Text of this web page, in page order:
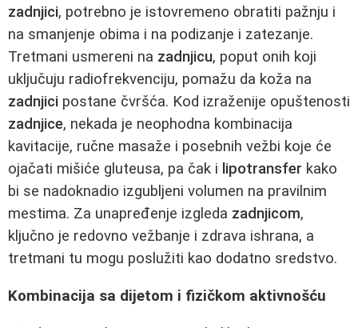
zadnjici, potrebno je istovremeno obratiti pažnju i
na smanjenje obima i na podizanje i zatezanje.
Tretmani usmereni na zadnjicu, poput onih koji
uključuju radiofrekvenciju, pomažu da koža na
zadnjici postane čvršća. Kod izraženije opuštenosti
zadnjice, nekada je neophodna kombinacija
kavitacije, ručne masaže i posebnih vežbi koje će
ojačati mišiće gluteusa, pa čak i lipotransfer kako
bi se nadoknadio izgubljeni volumen na pravilnim
mestima. Za unapređenje izgleda zadnjicom,
ključno je redovno vežbanje i zdrava ishrana, a
tretmani tu mogu poslužiti kao dodatno sredstvo.
Kombinacija sa dijetom i fizičkom aktivnošću